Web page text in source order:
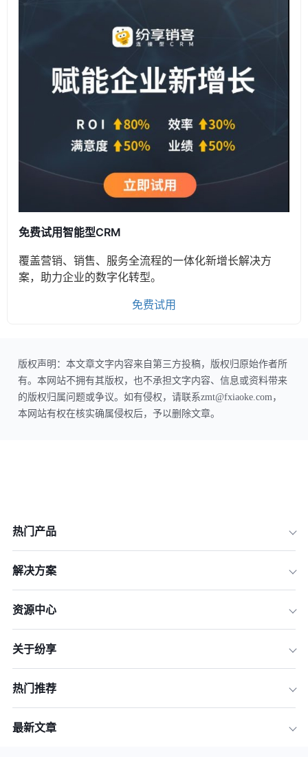
免费试用智能型CRM
覆盖营销、销售、服务全流程的一体化新增长解决方
案，助力企业的数字化转型。
免费试用
版权声明：本文章文字内容来自第三方投稿，版权归原始作者所
有。本网站不拥有其版权，也不承担文字内容、信息或资料带来
的版权归属问题或争议。如有侵权，请联系zmt@fxiaoke.com，
本网站有权在核实确属侵权后，予以删除文章。
热门产品
解决方案
资源中心
关于纷享
热门推荐
最新文章